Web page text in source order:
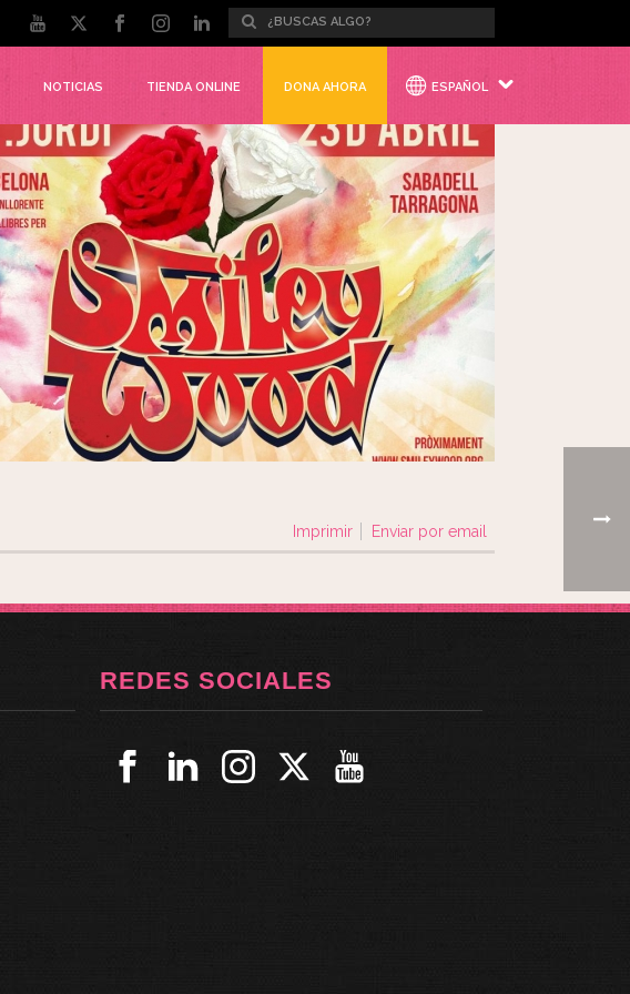
NOTICIAS TIENDA ONLINE DONA AHORA ESPAÑOL
Imprimir Enviar por email
REDES SOCIALES